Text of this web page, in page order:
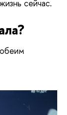
сейчас.